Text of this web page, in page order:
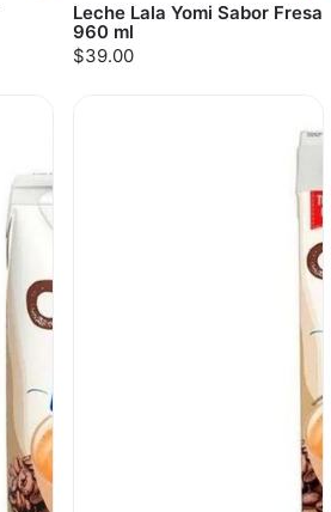
Leche Lala Yomi Sabor Fresa
960 ml
$39.00